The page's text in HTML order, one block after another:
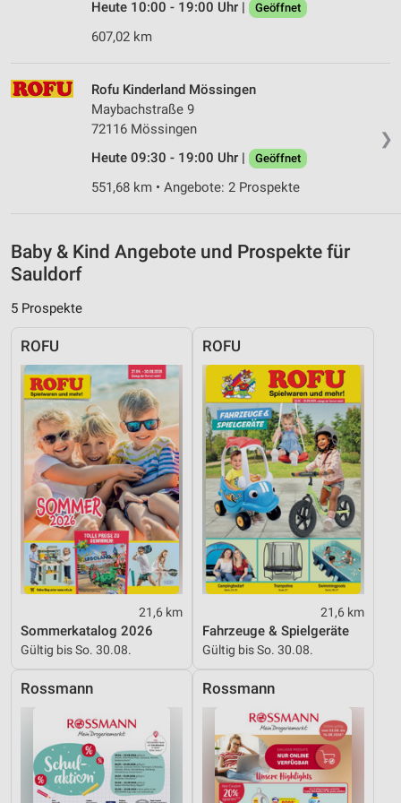
Heute 10:00 - 19:00 Uhr |
Geöffnet
607,02 km
❯
Rofu Kinderland Mössingen
Maybachstraße 9
72116 Mössingen
Heute 09:30 - 19:00 Uhr |
Geöffnet
551,68 km • Angebote: 2 Prospekte
Baby & Kind Angebote und Prospekte für
Sauldorf
5 Prospekte
ROFU
21,6 km
Sommerkatalog 2026
Gültig bis So. 30.08.
ROFU
21,6 km
Fahrzeuge & Spielgeräte
Gültig bis So. 30.08.
Rossmann Rossmann
von Inhalten
Verwendung von Profilen zur Auswahl
Messung der Werbeleistung
Messung der Performance von Inhalten
Analyse von Zielgruppen durch Statistiken oder
Kombinationen von Daten aus verschiedenen
Verwendung reduzierter Daten zur Auswahl von
Verwendung genauer Standortdaten
Geräte anhand von aktiv angeforderten
Informationen identifizieren
Nicht-IAB-Verarbeitungszwecke:
Notwendig
Performance
Funktional
Werbung